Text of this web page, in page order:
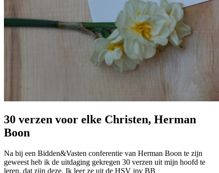
30 verzen voor elke Christen, Herman
Boon
Na bij een Bidden&Vasten conferentie van Herman Boon te zijn
geweest heb ik de uitdaging gekregen 30 verzen uit mijn hoofd te
leren, dat zijn deze. Ik leer ze uit de HSV ipv BB